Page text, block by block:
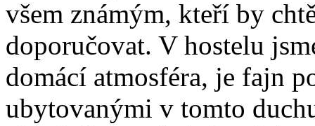
všem známým, kteří by
doporučovat. V hostelu
domácí atmosféra, je fajn
ubytovanými v tomto